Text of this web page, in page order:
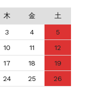
木 金 土
3 4
5
10 11
12
17 18
19
24 25
26